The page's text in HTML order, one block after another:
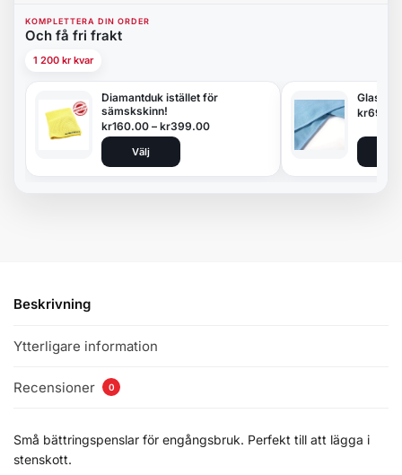
KOMPLETTERA DIN ORDER
Och få fri frakt
1 200 kr kvar
Diamantduk istället för
sämskskinn!
kr160.00 – kr399.00
Välj
kr69.00
Beskrivning
Ytterligare information
Recensioner 0
Små bättringspenslar för engångsbruk. Perfekt till att lägga i
stenskott.